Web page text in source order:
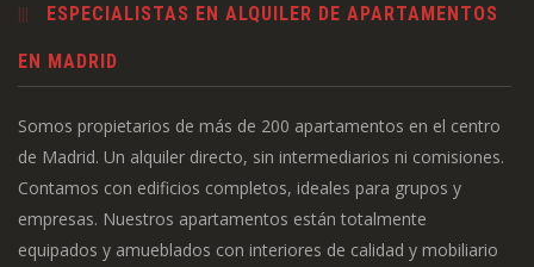
ESPECIALISTAS EN ALQUILER DE APARTAMENTOS
EN MADRID
Somos propietarios de más de 200 apartamentos en el centro
de Madrid. Un alquiler directo, sin intermediarios ni comisiones.
Contamos con edificios completos, ideales para grupos y
empresas. Nuestros apartamentos están totalmente
equipados y amueblados con interiores de calidad y mobiliario